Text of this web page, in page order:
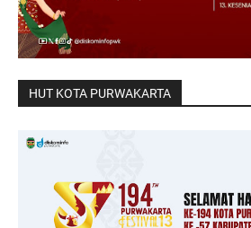
HUT KOTA PURWAKARTA